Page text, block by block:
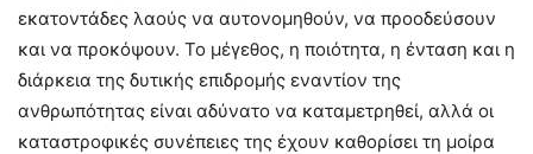
εκατοντάδες λαούς να αυτονομηθούν, να προοδεύσουν
και να προκόψουν. Το μέγεθος, η ποιότητα, η ένταση και η
διάρκεια της δυτικής επιδρομής εναντίον της
ανθρωπότητας είναι αδύνατο να καταμετρηθεί, αλλά οι
καταστροφικές συνέπειες της έχουν καθορίσει τη μοίρα